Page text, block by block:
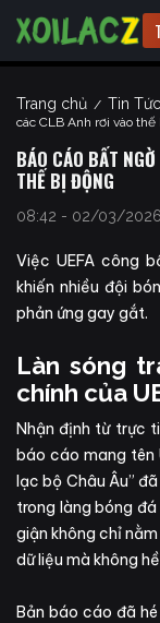
Trang chủ / Tin
các CLB Anh rơi vào thế
BÁO CÁO BẤT
THẾ BỊ ĐỘNG
08:42 - 02/03/2026
Việc UEFA công
khiến nhiều đội
phản ứng gay gắt.
Làn sóng
chính của
Nhận định từ trực
báo cáo mang tên
lạc bộ Châu Âu”
trong làng bóng
giận không chỉ
dữ liệu mà không
Bản báo cáo đã